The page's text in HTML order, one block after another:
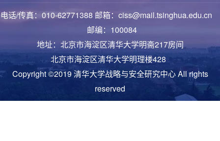
电话/传真：010-62771388 邮箱：ciss@mail.tsinghua.edu.cn
邮编：100084
地址：北京市海淀区清华大学明斋217房间
北京市海淀区清华大学明理楼428
Copyright ©2019 清华大学战略与安全研究中心 All rights
reserved